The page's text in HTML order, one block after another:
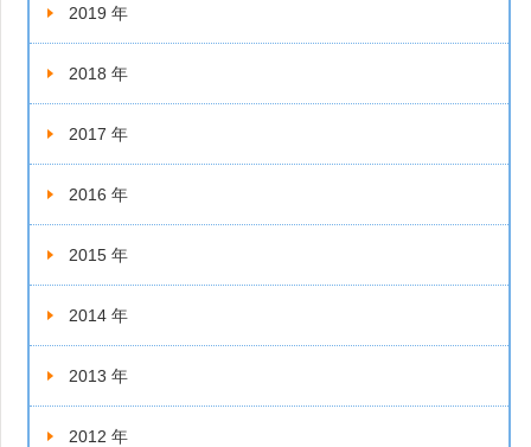
2019 年
2018 年
2017 年
2016 年
2015 年
2014 年
2013 年
2012 年